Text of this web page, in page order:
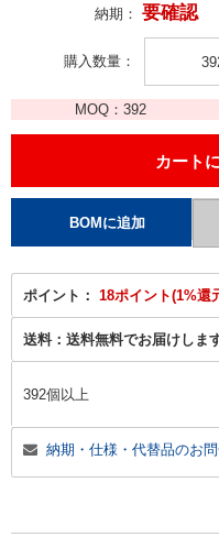
納期： 要確認
購入数量
MOQ：392
ポイント： 18ポイント(1%還
送料： 送料無料でお届けしま
392個以上
納期・仕様・代替品のお